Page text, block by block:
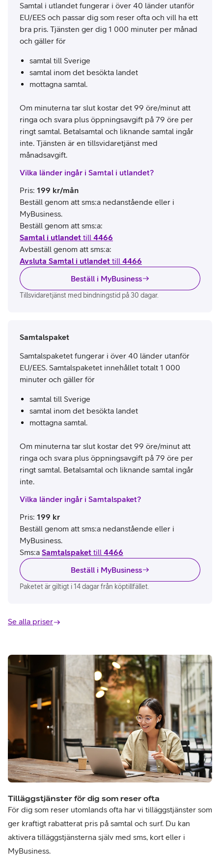
Samtal i utlandet fungerar i över 40 länder utanför
EU/EES och passar dig som reser ofta och vill ha ett
bra pris. Tjänsten ger dig 1 000 minuter per månad
och gäller för
samtal till Sverige
samtal inom det besökta landet
mottagna samtal.
Om minuterna tar slut kostar det 99 öre/minut att
ringa och svara plus öppningsavgift på 79 öre per
ringt samtal. Betalsamtal och liknande samtal ingår
inte. Tjänsten är en tillsvidaretjänst med
månadsavgift.
Vilka länder ingår i Samtal i utlandet?
Pris: 199 kr/mån
Beställ genom att sms:a nedanstående eller i
MyBusiness.
Beställ genom att sms:a:
Samtal i utlandet till 4466
Avbeställ genom att sms:a:
Avsluta Samtal i utlandet till 4466
Beställ i MyBusiness
Tillsvidaretjänst med bindningstid på 30 dagar.
Samtalspaket
Samtalspaketet fungerar i över 40 länder utanför
EU/EES. Samtalspaketet innehållet totalt 1 000
minuter och gäller för
samtal till Sverige
samtal inom det besökta landet
mottagna samtal.
Om minuterna tar slut kostar det 99 öre/minut att
ringa och svara plus öppningsavgift på 79 öre per
ringt samtal. Betalsamtal och liknande samtal ingår
inte.
Vilka länder ingår i Samtalspaket?
Pris: 199 kr
Beställ genom att sms:a nedanstående eller i
MyBusiness.
Sms:a Samtalspaket till 4466
Beställ i MyBusiness
Paketet är giltigt i 14 dagar från köptillfället.
Se alla priser
Tilläggstjänster för dig som reser ofta
För dig som reser utomlands ofta har vi tilläggstjänster som
ger kraftigt rabatterat pris på samtal och surf. Du kan
aktivera tilläggstjänsterna själv med sms, kort eller i
MyBusiness.